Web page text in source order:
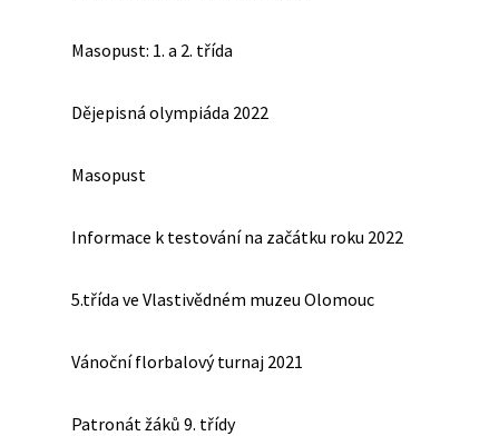
Masopust: 1. a 2. třída
Dějepisná olympiáda 2022
Masopust
Informace k testování na začátku roku 2022
5.třída ve Vlastivědném muzeu Olomouc
Vánoční florbalový turnaj 2021
Patronát žáků 9. třídy